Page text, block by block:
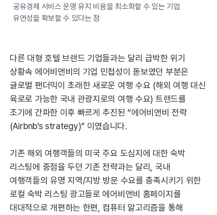
공유경제 서비스 운영 유지 비용을 최소화할 수 있는 기업
유연성을 확보할 수 있다는 점
다른 대형 호텔 브랜드 기업들과는 달리 급박한 위기
상황속 에어비앤비의 기업 민첩성이 돋보였던 부분은
글로벌 팬더믹이 초래한 새로운 여행 수요 (해외 여행 대신
육로로 가능한 국내 관광지로의 여행 수요) 트랜드를
조기에 간파한 이후 빠르게 추진된 “에어비앤비 전략
(Airbnb’s strategy)” 이였습니다.
기존 해외 여행객들의 미국 주요 도심지에 대한 숙박
리스팅에 중점을 두던 기존 전략과는 달리, 국내
여행객들의 유명 지역/지방 방문 수요를 충족시키기 위한
로컬 숙박 리스팅 광고들로 에어비앤비 홈페이지를
대대적으로 개편하는 한편, 컴퓨터 알고리즘을 통해